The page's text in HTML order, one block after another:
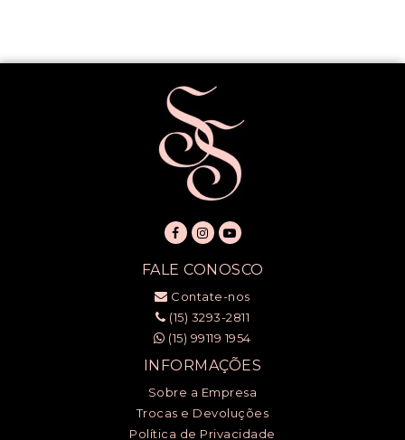
FALE CONOSCO
Contate-nos
(15) 3293-2811
(15) 99119 1954
INFORMAÇÕES
Sobre a Empresa
Trocas e Devoluções
Política de Privacidade